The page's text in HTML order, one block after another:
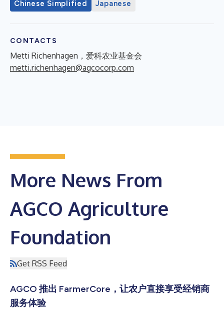
Chinese Simplified
Japanese
CONTACTS
Metti Richenhagen，爱科农业基金会
metti.richenhagen@agcocorp.com
More News From
AGCO Agriculture
Foundation
Get RSS Feed
AGCO 推出 FarmerCore，让农户直接享受经销商
服务体验